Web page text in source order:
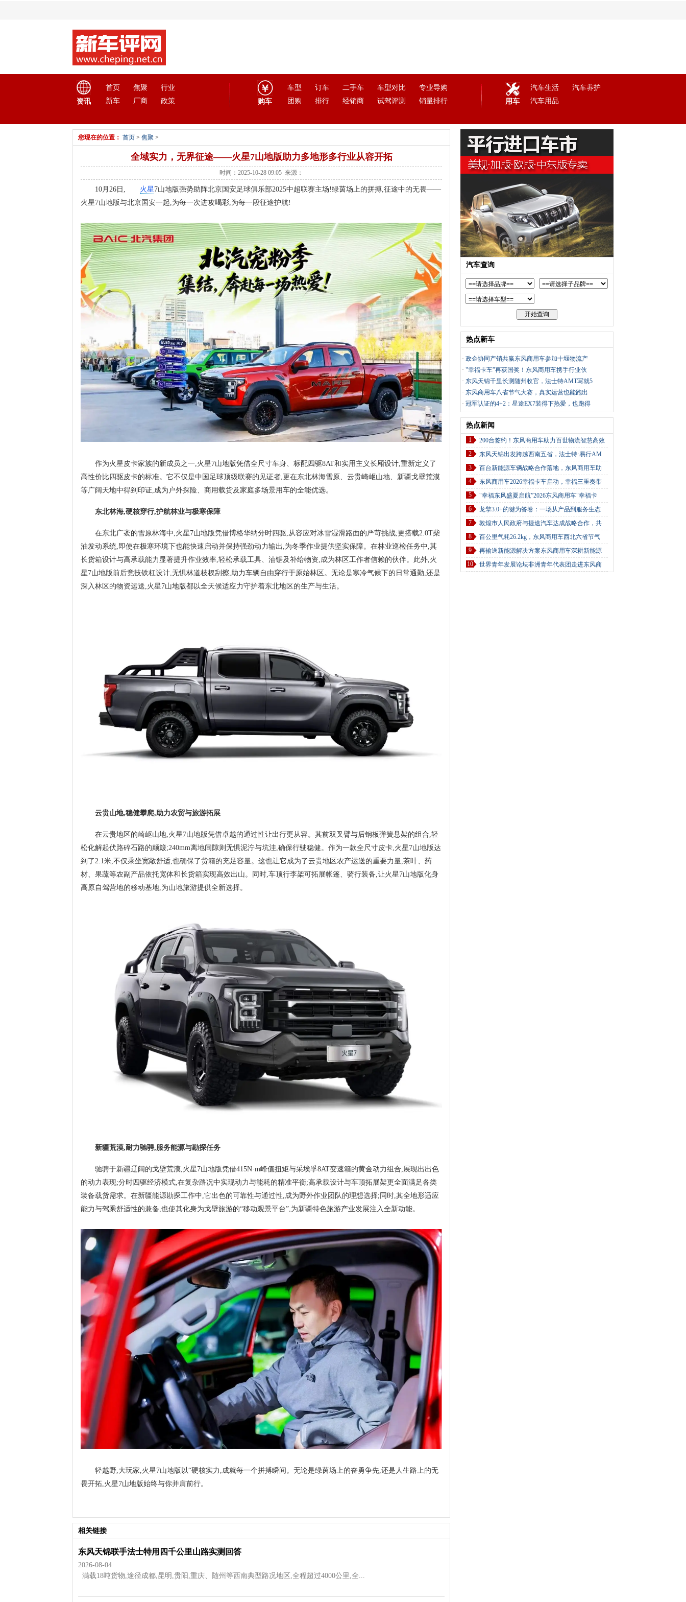
资讯
首页 焦聚
行业
新车
厂商 政策 购车
车型 订车 二手车 车型对比
专业导购
团购
排行 经销商 试驾评测 销量排行 用车
汽车生活
汽车养护
汽车用品
您现在的位置： 首页 > 焦聚 >
全域实力，无界征途——火星7山地版助力多地形多行业从容开拓
时间：2025-10-28 09:05 来源：
10月26日, 火星7山地版强势助阵北京国安足球俱乐部2025中超联赛主场!绿茵场上的拼搏,征途中的无畏——
火星7山地版与北京国安一起,为每一次进攻喝彩,为每一段征途护航!
作为火星皮卡家族的新成员之一,火星7山地版凭借全尺寸车身、标配四驱8AT和实用主义长厢设计,重新定义了
高性价比四驱皮卡的标准。它不仅是中国足球顶级联赛的见证者,更在东北林海雪原、云贵崎岖山地、新疆戈壁荒漠
等广阔天地中得到印证,成为户外探险、商用载货及家庭多场景用车的全能优选。
东北林海,硬核穿行,护航林业与极寒保障
在东北广袤的雪原林海中,火星7山地版凭借博格华纳分时四驱,从容应对冰雪湿滑路面的严苛挑战;更搭载2.0T柴
油发动系统,即使在极寒环境下也能快速启动并保持强劲动力输出,为冬季作业提供坚实保障。在林业巡检任务中,其
长货箱设计与高承载能力显著提升作业效率,轻松承载工具、油锯及补给物资,成为林区工作者信赖的伙伴。此外,火
星7山地版前后竞技铁杠设计,无惧林道枝杈刮擦,助力车辆自由穿行于原始林区。无论是寒冷气候下的日常通勤,还是
深入林区的物资运送,火星7山地版都以全天候适应力守护着东北地区的生产与生活。
云贵山地,稳健攀爬,助力农贸与旅游拓展
在云贵地区的崎岖山地,火星7山地版凭借卓越的通过性让出行更从容。其前双叉臂与后钢板弹簧悬架的组合,轻
松化解起伏路碎石路的颠簸;240mm离地间隙则无惧泥泞与坑洼,确保行驶稳健。作为一款全尺寸皮卡,火星7山地版达
到了2.1米,不仅乘坐宽敞舒适,也确保了货箱的充足容量。这也让它成为了云贵地区农产运送的重要力量,茶叶、药
材、果蔬等农副产品依托宽体和长货箱实现高效出山。同时,车顶行李架可拓展帐篷、骑行装备,让火星7山地版化身
高原自驾营地的移动基地,为山地旅游提供全新选择。
新疆荒漠,耐力驰骋,服务能源与勘探任务
驰骋于新疆辽阔的戈壁荒漠,火星7山地版凭借415N·m峰值扭矩与采埃孚8AT变速箱的黄金动力组合,展现出出色
的动力表现;分时四驱经济模式,在复杂路况中实现动力与能耗的精准平衡;高承载设计与车顶拓展架更全面满足各类
装备载货需求。在新疆能源勘探工作中,它出色的可靠性与通过性,成为野外作业团队的理想选择;同时,其全地形适应
能力与驾乘舒适性的兼备,也使其化身为戈壁旅游的“移动观景平台”,为新疆特色旅游产业发展注入全新动能。
轻越野,大玩家,火星7山地版以“硬核实力,成就每一个拼搏瞬间。无论是绿茵场上的奋勇争先,还是人生路上的无
畏开拓,火星7山地版始终与你并肩前行。
相关链接
东风天锦联手法士特用四千公里山路实测回答
2026-08-04
满载18吨货物,途径成都,昆明,贵阳,重庆、随州等西南典型路况地区,全程超过4000公里,全...
汽车查询
热点新车
· 政企协同产销共赢东风商用车参加十堰物流产
· "幸福卡车”再获国奖！东风商用车携手行业伙
· 东风天锦千里长测随州收官，法士特AMT写就5
· 东风商用车八省节气大赛，真实运营也能跑出
· 冠军认证的4+2：星途EX7装得下热爱，也跑得
热点新闻
1
200台签约！东风商用车助力百世物流智慧高效
2
东风天锦出发跨越西南五省，法士特·易行AM
3
百台新能源车辆战略合作落地，东风商用车助
4
东风商用车2026幸福卡车启动，幸福三重奏带
5
"幸福东风盛夏启航”2026东风商用车"幸福卡
6
龙擎3.0+的犍为答卷：一场从产品到服务生态
7
敦煌市人民政府与捷途汽车达成战略合作，共
8
百公里气耗26.2kg，东风商用车西北六省节气
9
再输送新能源解决方案东风商用车深耕新能源
10
世界青年发展论坛非洲青年代表团走进东风商